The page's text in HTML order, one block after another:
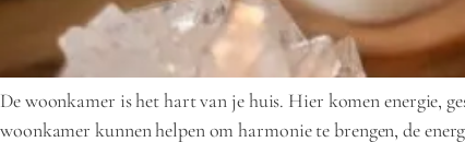
De woonkamer is het hart van je huis. Hier komen energie,
woonkamer kunnen helpen om harmonie te brengen, de